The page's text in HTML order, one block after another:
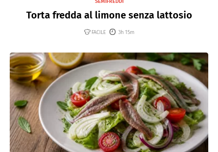
Torta fredda al limone senza lattosio
FACILE 3h 15m